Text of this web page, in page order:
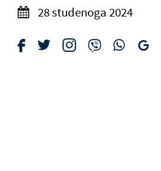
28 studenoga 2024